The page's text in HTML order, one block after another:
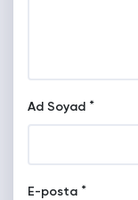
Ad Soyad *
E-posta *